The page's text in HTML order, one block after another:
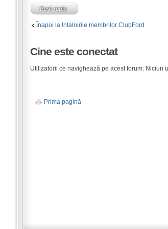
Înapoi la Intalnirile membrilor ClubFord
Cine este conectat
Utilizatorii ce navighează pe acest forum: Niciun
Prima pagină